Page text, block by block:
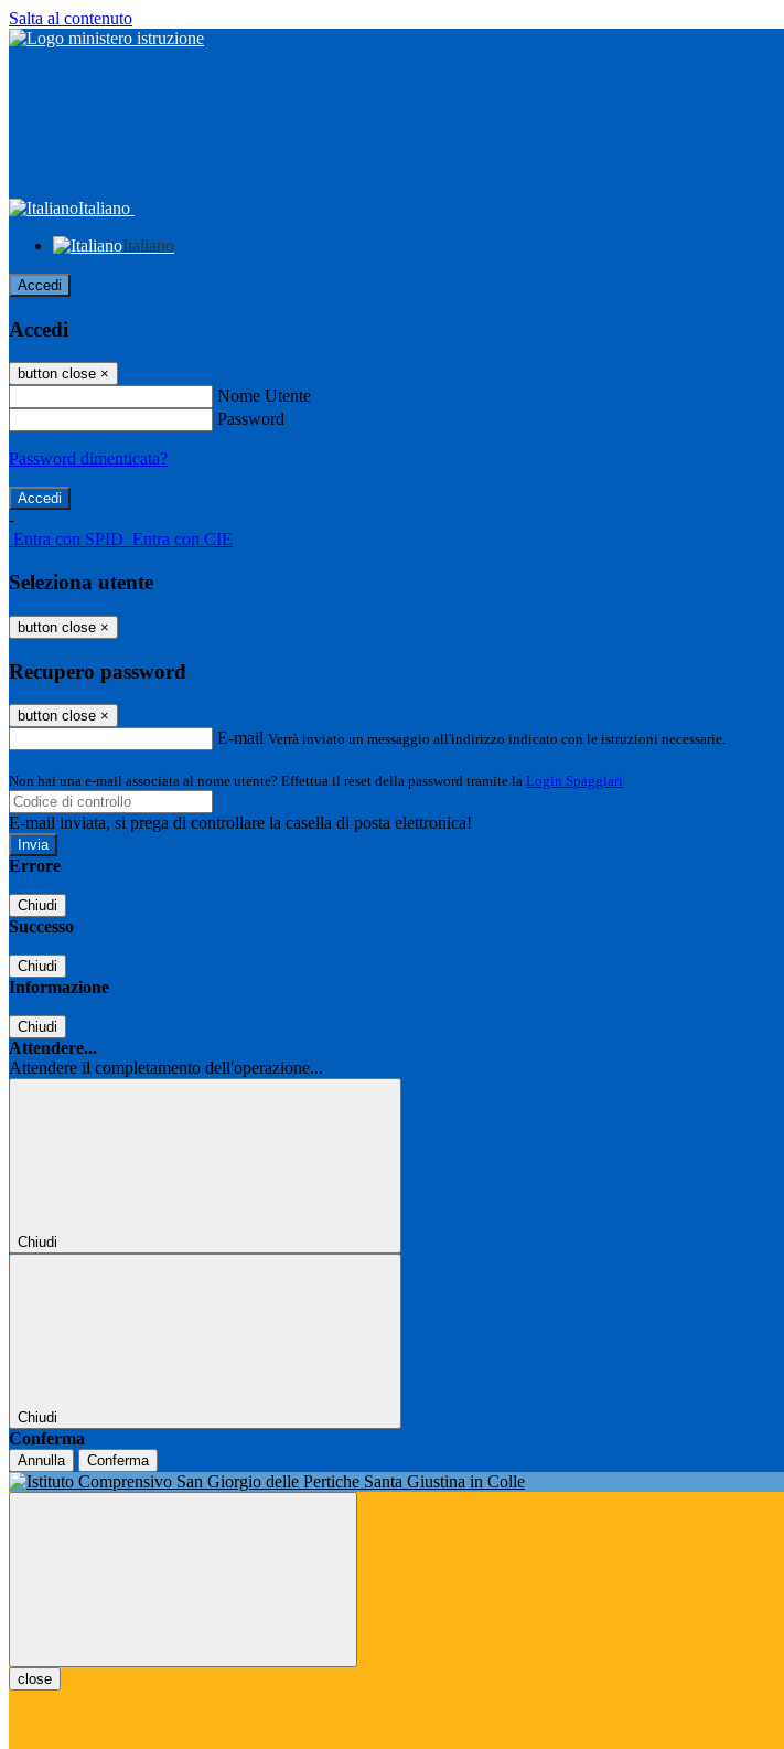
Salta al contenuto
Italiano
Italiano
Accedi
Accedi
button close ×
Nome Utente
Password
Password dimenticata?
-
Entra con SPID Entra con CIE
Seleziona utente
button close ×
Recupero password
button close ×
E-mail Verrà inviato un messaggio all'indirizzo indicato con le istruzioni necessarie.
Non hai una e-mail associata al nome utente? Effettua il reset della password tramite la Login Spaggiari
E-mail inviata, si prega di controllare la casella di posta elettronica!
Errore
Chiudi
Successo
Chiudi
Informazione
Chiudi
Attendere...
Attendere il completamento dell'operazione...
Chiudi
Chiudi
Conferma
Annulla Conferma
close